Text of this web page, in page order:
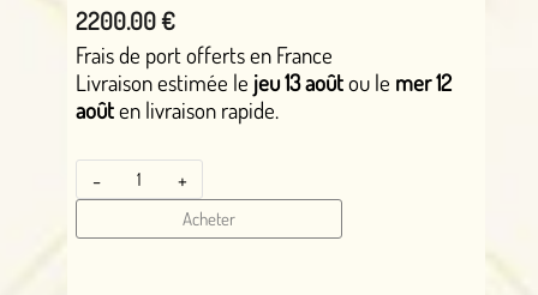
2200.00 €
Frais de port offerts en France
Livraison estimée le jeu 13 aoûtou le mer 12
aoûten livraison rapide.
- +
Acheter